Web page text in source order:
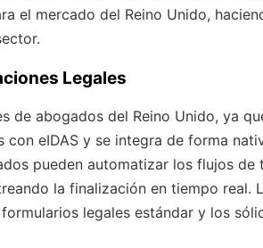
el mercado del Reino Unido,
Legales
de abogados del Reino Unido, ya
eIDAS y se integra de forma
pueden automatizar los flujos de
la finalización en tiempo real.
legales estándar y los